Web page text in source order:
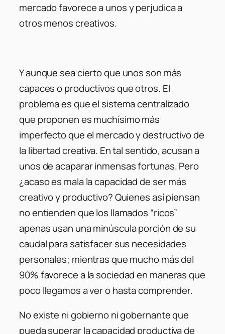
mercado favorece a unos y perjudica a
otros menos creativos.
Y aunque sea cierto que unos son más
capaces o productivos que otros. El
problema es que el sistema centralizado
que proponen es muchísimo más
imperfecto que el mercado y destructivo de
la libertad creativa. En tal sentido, acusan a
unos de acaparar inmensas fortunas. Pero
¿acaso es mala la capacidad de ser más
creativo y productivo? Quienes así piensan
no entienden que los llamados “ricos”
apenas usan una minúscula porción de su
caudal para satisfacer sus necesidades
personales; mientras que mucho más del
90% favorece a la sociedad en maneras que
poco llegamos a ver o hasta comprender.
No existe ni gobierno ni gobernante que
pueda superar la capacidad productiva de